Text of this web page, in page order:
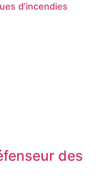
d’incendies
des